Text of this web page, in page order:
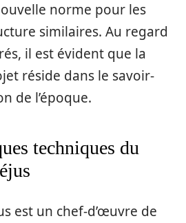
norme pour les
similaires. Au regard
il est évident que la
réside dans le savoir-
de l’époque.
techniques du
est un chef-d’œuvre de